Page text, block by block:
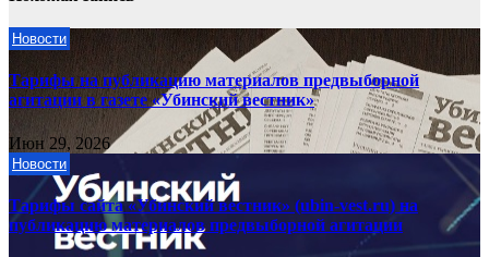
Новости
Тарифы на публикацию материалов предвыборной
агитации в газете «Убинский вестник»
Июн 29, 2026
Новости
Тарифы сайта «Убинский вестник» (ubin-vest.ru) на
публикацию материалов предвыборной агитации